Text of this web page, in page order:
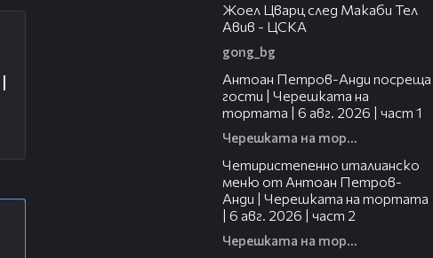
Жоел Цварц след Макаби Тел
Авив - ЦСКА
gong_bg
Антоан Петров-Анди посреща
гости | Черешката на
тортата | 6 авг. 2026 | част 1
Черешката на тортата
Четиристепенно италианско
меню от Антоан Петров-
Анди | Черешката на тортата
| 6 авг. 2026 | част 2
Черешката на тортата